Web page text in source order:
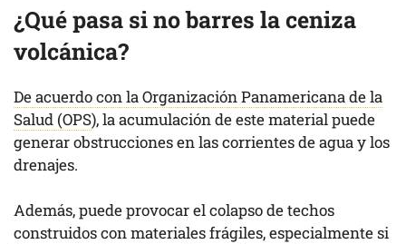
¿Qué pasa si no barres la ceniza
volcánica?
De acuerdo con la Organización Panamericana de la
Salud (OPS), la acumulación de este material puede
generar obstrucciones en las corrientes de agua y los
drenajes.
Además, puede provocar el colapso de techos
construidos con materiales frágiles, especialmente si